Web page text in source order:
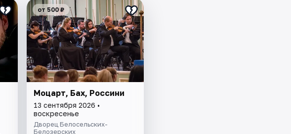
от 500 ₽
Моцарт, Бах, Россини
13 сентября 2026 •
воскресенье
Дворец Белосельских-
Белозерских